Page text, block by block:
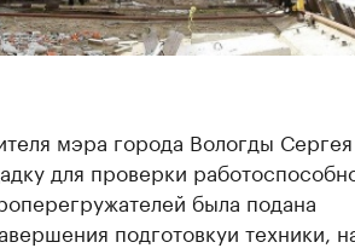
мэра города Вологды Сергея
для проверки
была подана
подготовкуи техники,